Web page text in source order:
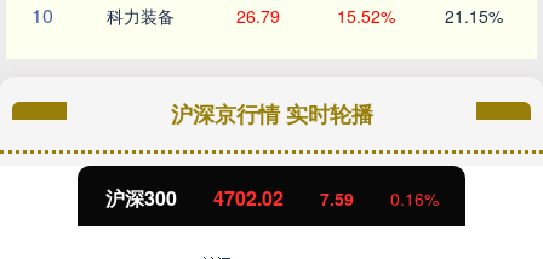
10 科力装备 26.79 15.52% 21.15%
沪深京行情 实时轮播
沪深300 4702.02 7.59 0.16%